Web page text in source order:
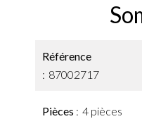
Référence
87002717
Pièces 4 pièces